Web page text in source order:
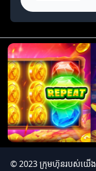
© 2023 ក្រុមហ៊ុនរបស់យើង